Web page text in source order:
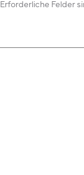
Erforderliche Felder